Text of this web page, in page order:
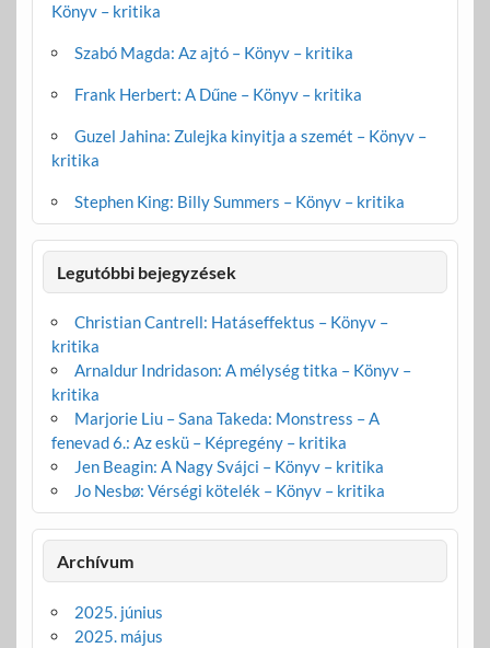
Könyv – kritika
Szabó Magda: Az ajtó – Könyv – kritika
Frank Herbert: A Dűne – Könyv – kritika
Guzel Jahina: Zulejka kinyitja a szemét – Könyv –
kritika
Stephen King: Billy Summers – Könyv – kritika
Legutóbbi bejegyzések
Christian Cantrell: Hatáseffektus – Könyv –
kritika
Arnaldur Indridason: A mélység titka – Könyv –
kritika
Marjorie Liu – Sana Takeda: Monstress – A
fenevad 6.: Az eskü – Képregény – kritika
Jen Beagin: A Nagy Svájci – Könyv – kritika
Jo Nesbø: Vérségi kötelék – Könyv – kritika
Archívum
2025. június
2025. május